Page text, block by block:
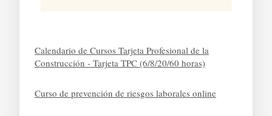
Calendario de Cursos Tarjeta Profesional de la
Construcción - Tarjeta TPC (6/8/20/60 horas)
Curso de prevención de riesgos laborales online